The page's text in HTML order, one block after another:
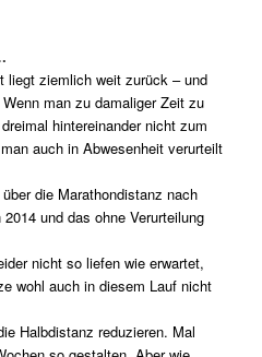
liegt ziemlich weit zurück – und
man zu damaliger Zeit zu
hintereinander nicht zum
auch in Abwesenheit verurteilt
die Marathondistanz nach
und das ohne Verurteilung
nicht so liefen wie erwartet,
wohl auch in diesem Lauf nicht
Halbdistanz reduzieren. Mal